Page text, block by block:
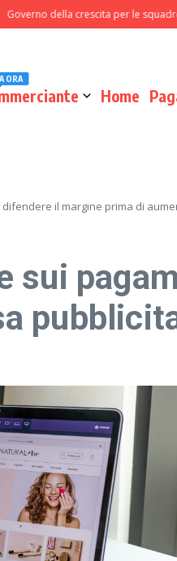
della crescita per le squadre
ORA
Home
il margine prima di